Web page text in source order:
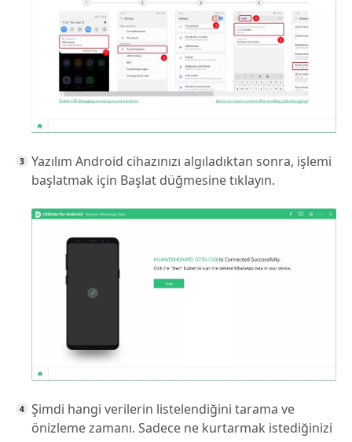
Yazılım Android cihazınızı algıladıktan sonra, işlemi
başlatmak için Başlat düğmesine tıklayın.
Şimdi hangi verilerin listelendiğini tarama ve
önizleme zamanı. Sadece ne kurtarmak istediğinizi